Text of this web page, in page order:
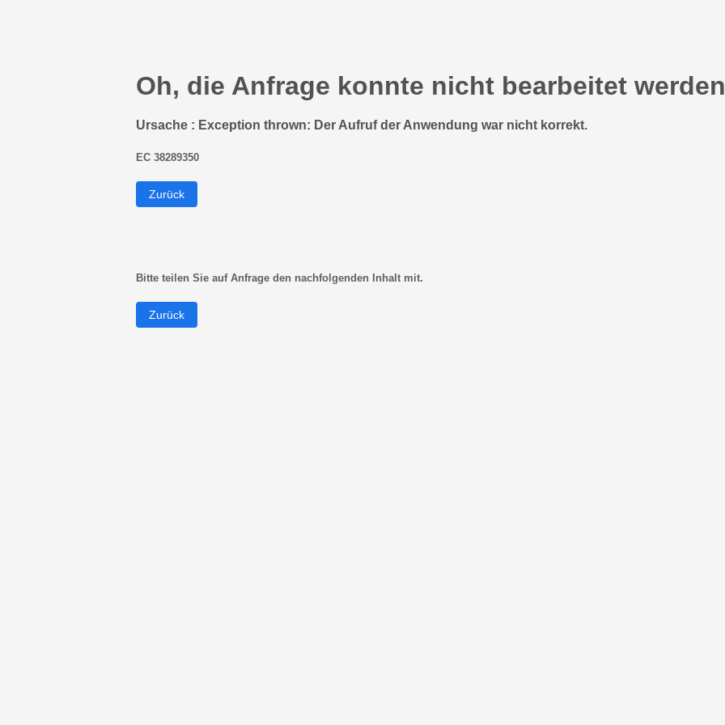
Oh, die Anfrage konnte nicht bearbeitet
Ursache : Exception thrown: Der Aufruf der Anwendung war nicht korrekt.
EC 38289350
Zurück
Bitte teilen Sie auf Anfrage den nachfolgenden Inhalt mit.
Zurück